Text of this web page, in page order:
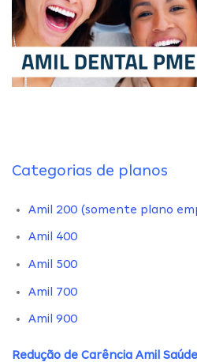
Categorias de planos
Amil 200 (somente plano
Amil 400
Amil 500
Amil 700
Amil 900
Redução de Carência Amil